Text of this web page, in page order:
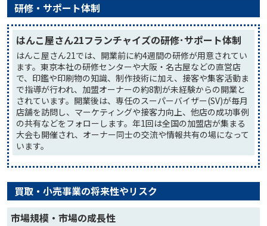
研修・サポート体制
はんこ屋さん21フランチャイズの研修･サポート体制
はんこ屋さん21では、開業前に約4週間の研修が用意されてい
ます。東京本社の研修センターや大阪・名古屋などの直営店
で、印鑑や印刷物の知識、制作技術に加え、接客や集客活動ま
で指導が行われ、加盟オーナーの約8割が未経験からの開業と
されています。開業後は、専任のスーパーバイザー(SV)が毎月
店舗を訪問し、マーケティングや接客力向上、他店の成功事例
の共有などをフォローします。年1回は全国の加盟店が集まる
大会も開催され、オーナー同士の交流や情報共有の場になって
います。
買取・小売事業の将来性やリスク
市場規模・市場の成長性